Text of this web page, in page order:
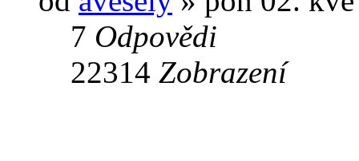
7 Odpovědi
22314 Zobrazení